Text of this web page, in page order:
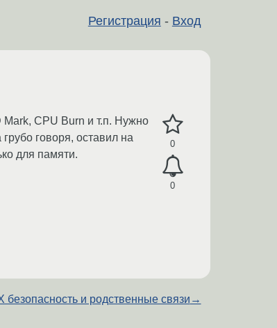
Регистрация - Вход
0
0
CPU Burn и т.п. Нужно
говоря, оставил на
для памяти.
безопасность и родственные связи →